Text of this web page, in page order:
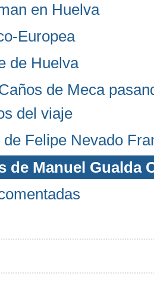
en Huelva
Europea
de Huelva
de Meca
del viaje
Felipe Nevado
de Manuel Gualda